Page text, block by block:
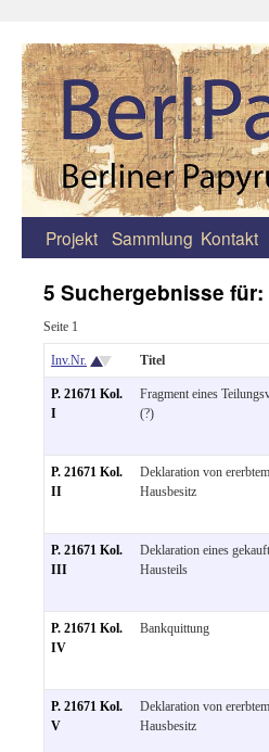
Zum
springen
Projekt Sammlung Kontakt
5 Suchergebnisse für:
Seite 1
Inv.Nr. Titel
P. 21671 Kol.
I
Fragment eines
(?)
P. 21671 Kol.
II
Deklaration von ererbtem
Hausbesitz
P. 21671 Kol.
III
Deklaration eines
Hausteils
P. 21671 Kol.
IV
Bankquittung
P. 21671 Kol.
V
Deklaration von ererbtem
Hausbesitz